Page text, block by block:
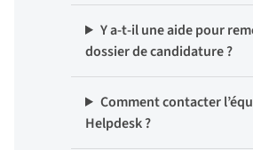
Y a-t-il une aide pour
dossier de candidature ?
Comment contacter
Helpdesk ?